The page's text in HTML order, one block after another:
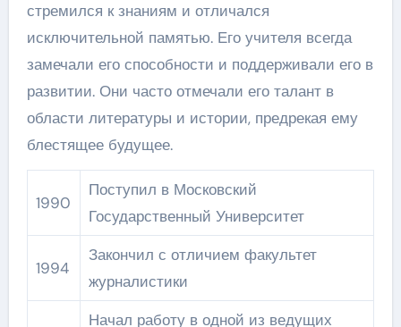
стремился к знаниям и отличался
исключительной памятью. Его учителя всегда
замечали его способности и поддерживали его в
развитии. Они часто отмечали его талант в
области литературы и истории, предрекая ему
блестящее будущее.
1990
Поступил в Московский
Государственный Университет
1994
Закончил с отличием факультет
журналистики
Начал работу в одной из ведущих